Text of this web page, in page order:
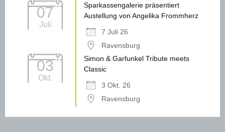
07
Juli
Sparkassengalerie präsentiert
Austellung von Angelika Frommherz
7 Juli 26
Ravensburg
03
Okt.
Simon & Garfunkel Tribute meets
Classic
3 Okt. 26
Ravensburg